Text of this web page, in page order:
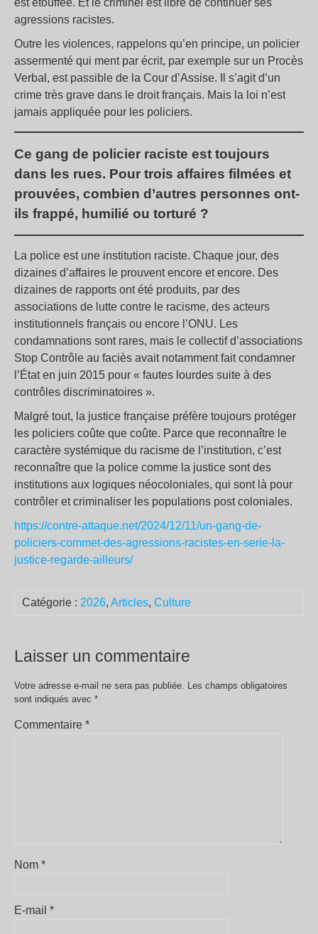
est étouffée. Et le criminel est libre de continuer ses
agressions racistes.
Outre les violences, rappelons qu’en principe, un policier
assermenté qui ment par écrit, par exemple sur un Procès
Verbal, est passible de la Cour d’Assise. Il s’agit d’un
crime très grave dans le droit français. Mais la loi n’est
jamais appliquée pour les policiers.
Ce gang de policier raciste est toujours
dans les rues. Pour trois affaires filmées et
prouvées, combien d’autres personnes ont-
ils frappé, humilié ou torturé ?
La police est une institution raciste. Chaque jour, des
dizaines d’affaires le prouvent encore et encore. Des
dizaines de rapports ont été produits, par des
associations de lutte contre le racisme, des acteurs
institutionnels français ou encore l’ONU. Les
condamnations sont rares, mais le collectif d’associations
Stop Contrôle au faciès avait notamment fait condamner
l’État en juin 2015 pour « fautes lourdes suite à des
contrôles discriminatoires ».
Malgré tout, la justice française préfère toujours protéger
les policiers coûte que coûte. Parce que reconnaître le
caractère systémique du racisme de l’institution, c’est
reconnaître que la police comme la justice sont des
institutions aux logiques néocoloniales, qui sont là pour
contrôler et criminaliser les populations post coloniales.
https://contre-attaque.net/2024/12/11/un-gang-de-
policiers-commet-des-agressions-racistes-en-serie-la-
justice-regarde-ailleurs/
Catégorie : 2026, Articles, Culture
Laisser un commentaire
Votre adresse e-mail ne sera pas publiée. Les champs obligatoires
sont indiqués avec *
Commentaire *
Nom *
E-mail *